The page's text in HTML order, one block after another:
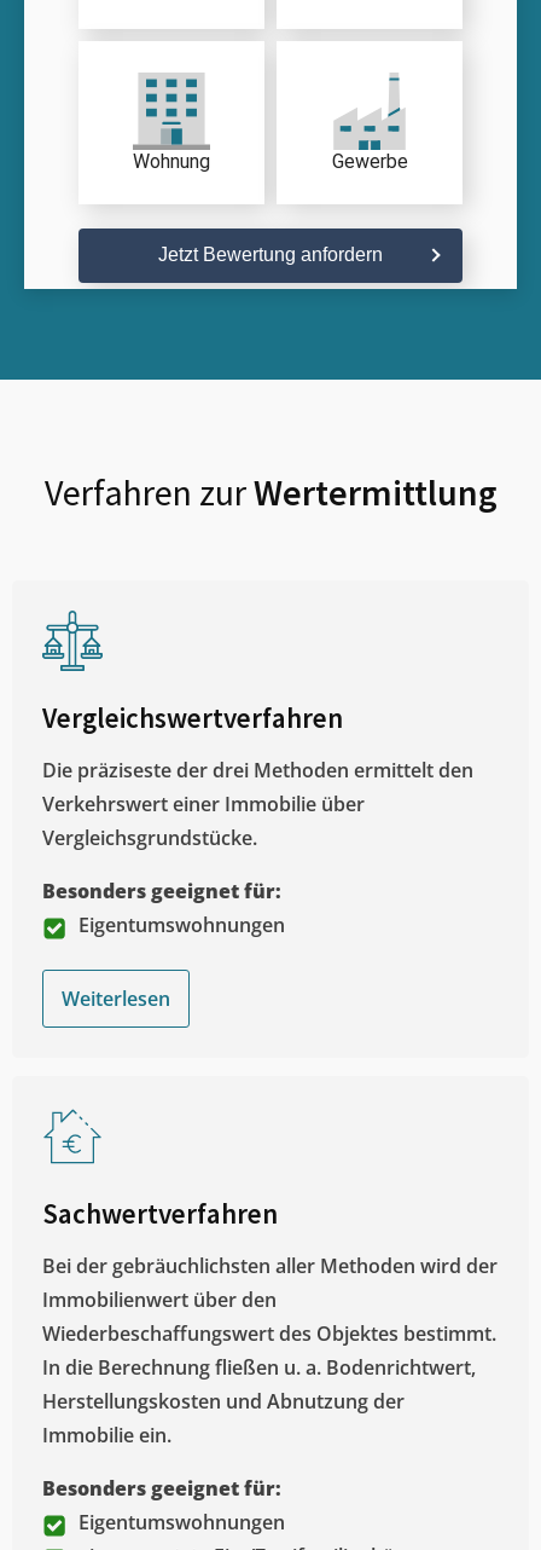
Wohnung Gewerbe
Jetzt Bewertung anfordern
Verfahren zurWertermittlung
Vergleichswertverfahren
Die präziseste der drei Methoden ermittelt den
Verkehrswert einer Immobilie über
Vergleichsgrundstücke.
Besonders geeignet für:
Eigentumswohnungen
Weiterlesen
Sachwertverfahren
Bei der gebräuchlichsten aller Methoden wird der
Immobilienwert über den
Wiederbeschaffungswert des Objektes bestimmt.
In die Berechnung fließen u. a. Bodenrichtwert,
Herstellungskosten und Abnutzung der
Immobilie ein.
Besonders geeignet für:
Eigentumswohnungen